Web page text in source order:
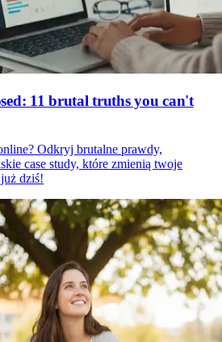
11 brutal truths you can't
Odkryj brutalne prawdy,
case study, które zmienią twoje
dziś!